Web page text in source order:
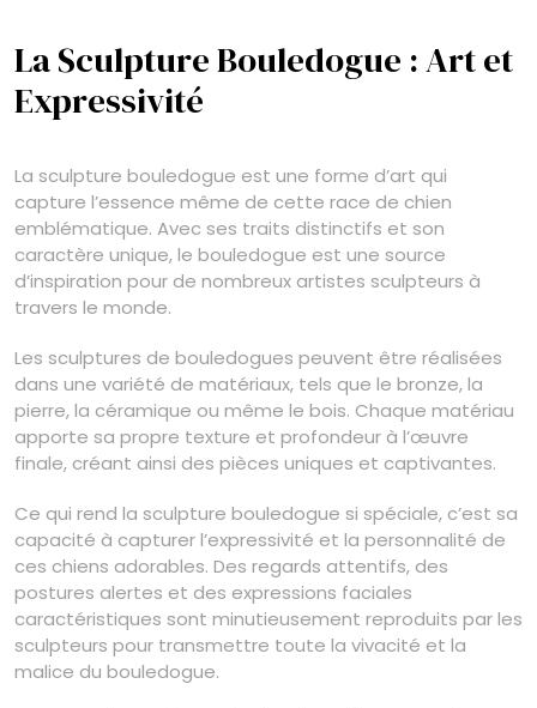
La Sculpture Bouledogue : Art et
Expressivité
La sculpture bouledogue est une forme d’art qui
capture l’essence même de cette race de chien
emblématique. Avec ses traits distinctifs et son
caractère unique, le bouledogue est une source
d’inspiration pour de nombreux artistes sculpteurs à
travers le monde.
Les sculptures de bouledogues peuvent être réalisées
dans une variété de matériaux, tels que le bronze, la
pierre, la céramique ou même le bois. Chaque matériau
apporte sa propre texture et profondeur à l’œuvre
finale, créant ainsi des pièces uniques et captivantes.
Ce qui rend la sculpture bouledogue si spéciale, c’est sa
capacité à capturer l’expressivité et la personnalité de
ces chiens adorables. Des regards attentifs, des
postures alertes et des expressions faciales
caractéristiques sont minutieusement reproduits par les
sculpteurs pour transmettre toute la vivacité et la
malice du bouledogue.